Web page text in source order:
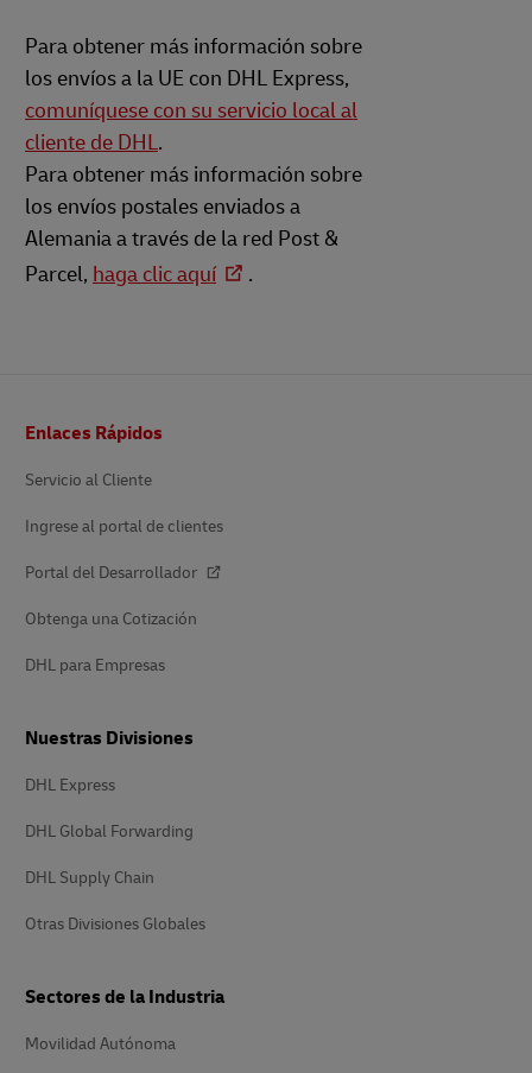
Para obtener más información sobre
los envíos a la UE con DHL Express,
comuníquese con su servicio local al
cliente de DHL.
Para obtener más información sobre
los envíos postales enviados a
Alemania a través de la red Post &
Parcel, haga clic aquí .
de
Enlaces Rápidos
Servicio al Cliente
Ingrese al portal de clientes
Portal del Desarrollador
Obtenga una Cotización
DHL para Empresas
Nuestras Divisiones
DHL Express
DHL Global Forwarding
DHL Supply Chain
Otras Divisiones Globales
Sectores de la Industria
Movilidad Autónoma